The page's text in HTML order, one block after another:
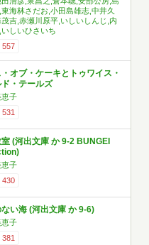
東海林さだお,小田島雄志,中井久
吉,赤瀬川原平,いしいしんじ,内
いしいひさいち
557
・オブ・ケーキとトゥワイス・
ド・テールズ
恵子
531
(河出文庫 か 9-2 BUNGEI
恵子
430
ない海 (河出文庫 か 9-6)
恵子
381